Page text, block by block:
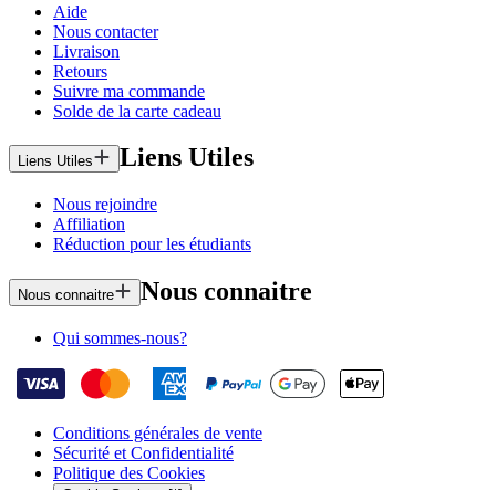
Aide
Nous contacter
Livraison
Retours
Suivre ma commande
Solde de la carte cadeau
Liens Utiles Liens Utiles
Nous rejoindre
Affiliation
Réduction pour les étudiants
Nous connaitre Nous connaitre
Qui sommes-nous?
Conditions générales de vente
Sécurité et Confidentialité
Politique des Cookies